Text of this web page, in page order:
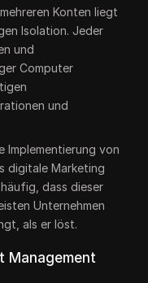
Konten liegt
Isolation. Jeder
und
Computer
und
von
digitale Marketing
dass dieser
Unternehmen
als er löst.
Management